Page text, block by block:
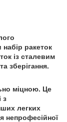
ракеток
із сталевим
зберігання.
міцною. Це
з
легких
непрофесійної